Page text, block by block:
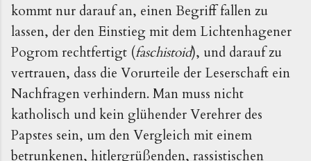
kommt nur darauf an, einen Begriff fallen zu
lassen, der den Einstieg mit dem Lichtenhagener
Pogrom rechtfertigt (faschistoid), und darauf zu
vertrauen, dass die Vorurteile der Leserschaft ein
Nachfragen verhindern. Man muss nicht
katholisch und kein glühender Verehrer des
Papstes sein, um den Vergleich mit einem
betrunkenen, hitlergrüßenden, rassistischen